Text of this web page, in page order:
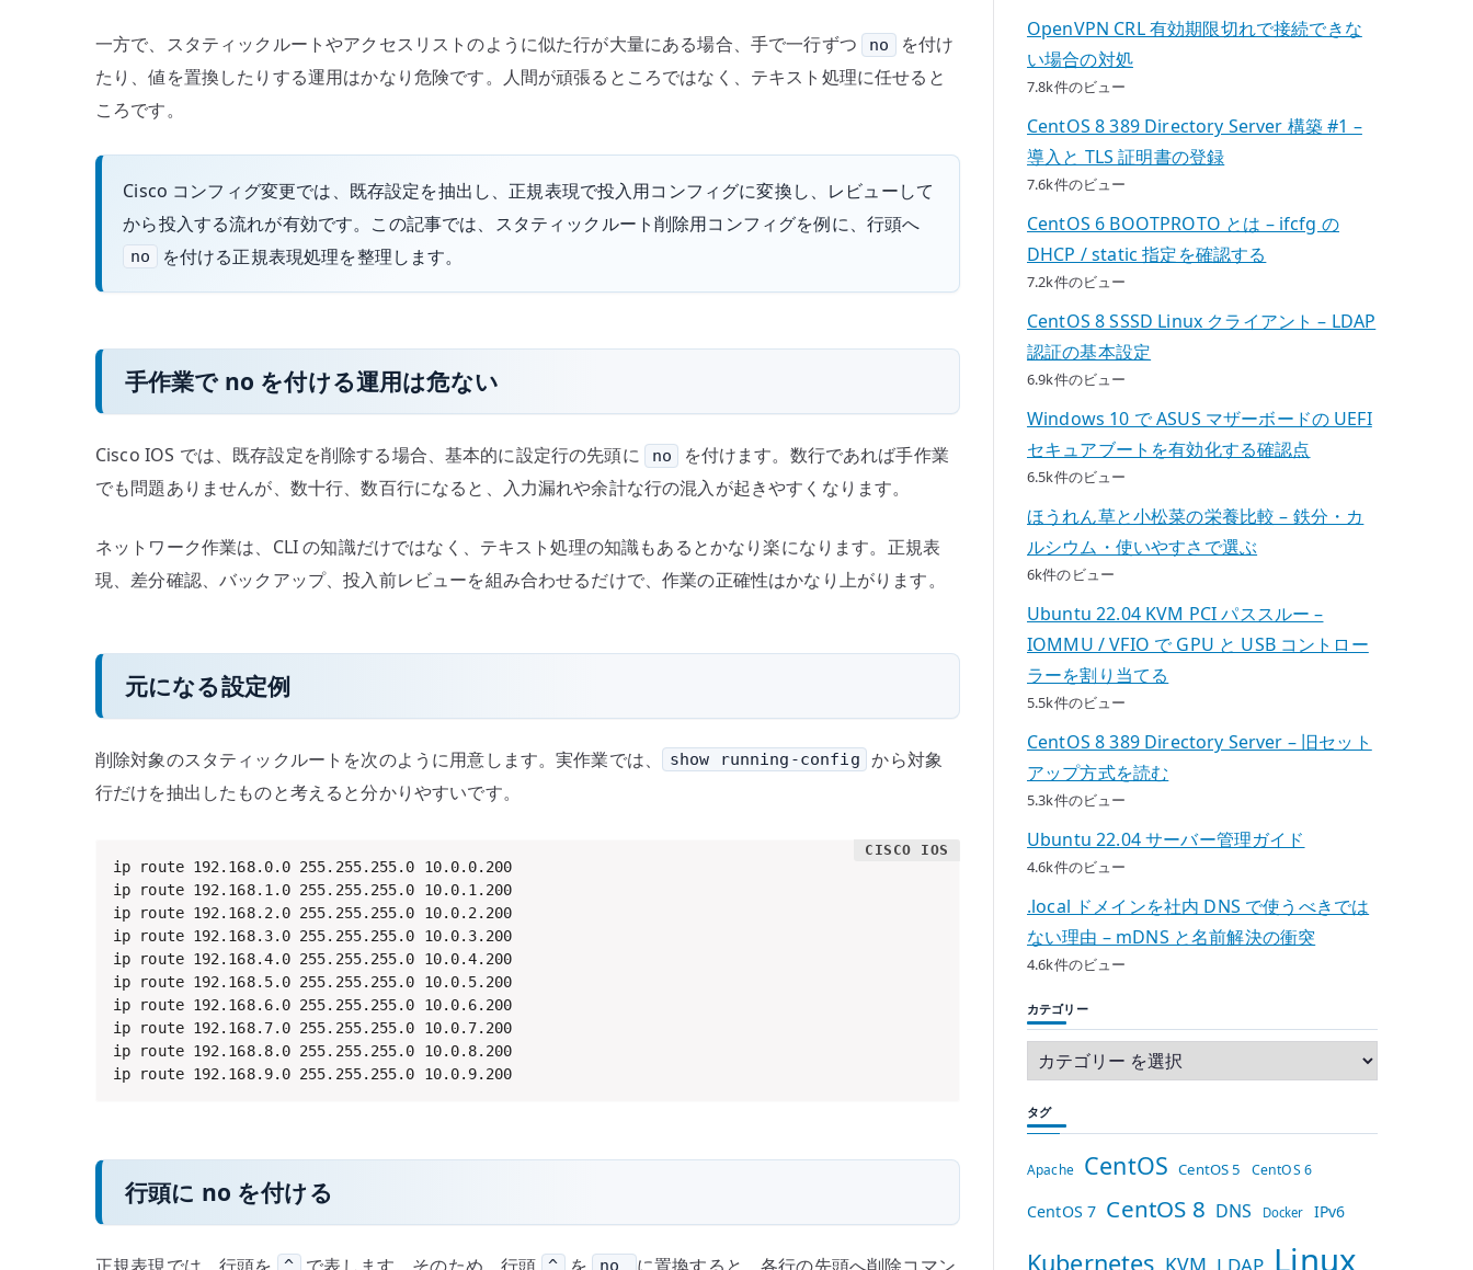
既
存
ら
投
を
作
へ
一方で、スタティックルートやアクセスリストのように似た行が大量にある場合、手で一行ずつ no
を付け
たり、値を置換したりする運用はかなり危険です。人間が頑張るところではなく、テキスト処理に任せると
ころです。
Cisco コンフィグ変更では、既存設定を抽出し、正規表現で投入用コンフィグに変換し、レビューして
から投入する流れが有効です。この記事では、スタティックルート削除用コンフィグを例に、行頭へ
no を付ける正規表現処理を整理します。
手作業で no を付ける運用は危ない
Cisco IOS では、既存設定を削除する場合、基本的に設定行の先頭に no
を付けます。数行であれば手作業
でも問題ありませんが、数十行、数百行になると、入力漏れや余計な行の混入が起きやすくなります。
ネットワーク作業は、CLI の知識だけではなく、テキスト処理の知識もあるとかなり楽になります。正規表
現、差分確認、バックアップ、投入前レビューを組み合わせるだけで、作業の正確性はかなり上がります。
元になる設定例
削除対象のスタティックルートを次のように用意します。実作業では、 show running-config
から対象
行だけを抽出したものと考えると分かりやすいです。
ip route 192.168.0.0 255.255.255.0 10.0.0.200
ip route 192.168.1.0 255.255.255.0 10.0.1.200
ip route 192.168.2.0 255.255.255.0 10.0.2.200
ip route 192.168.3.0 255.255.255.0 10.0.3.200
ip route 192.168.4.0 255.255.255.0 10.0.4.200
ip route 192.168.5.0 255.255.255.0 10.0.5.200
ip route 192.168.6.0 255.255.255.0 10.0.6.200
ip route 192.168.7.0 255.255.255.0 10.0.7.200
ip route 192.168.8.0 255.255.255.0 10.0.8.200
ip route 192.168.9.0 255.255.255.0 10.0.9.200
行頭に no を付ける
^ ^ no
OpenVPN CRL 有効期限切れで接続できな
い場合の対処
7.8k件のビュー
CentOS 8 389 Directory Server 構築 #1 –
導入と TLS 証明書の登録
7.6k件のビュー
CentOS 6 BOOTPROTO とは – ifcfg の
DHCP / static 指定を確認する
7.2k件のビュー
CentOS 8 SSSD Linux クライアント – LDAP
認証の基本設定
6.9k件のビュー
Windows 10 で ASUS マザーボードの UEFI
セキュアブートを有効化する確認点
6.5k件のビュー
ほうれん草と小松菜の栄養比較 – 鉄分・カ
ルシウム・使いやすさで選ぶ
6k件のビュー
Ubuntu 22.04 KVM PCI パススルー –
IOMMU / VFIO で GPU と USB コントロー
ラーを割り当てる
5.5k件のビュー
CentOS 8 389 Directory Server – 旧セット
アップ方式を読む
5.3k件のビュー
Ubuntu 22.04 サーバー管理ガイド
4.6k件のビュー
.local ドメインを社内 DNS で使うべきでは
ない理由 – mDNS と名前解決の衝突
4.6k件のビュー
カテゴリー
タグ
Apache CentOS CentOS 5 CentOS 6
CentOS 7 CentOS 8 DNS Docker IPv6
Kubernetes Linux